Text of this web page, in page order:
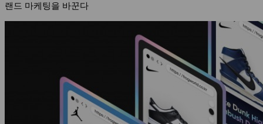
랜드 마케팅을 바꾼다